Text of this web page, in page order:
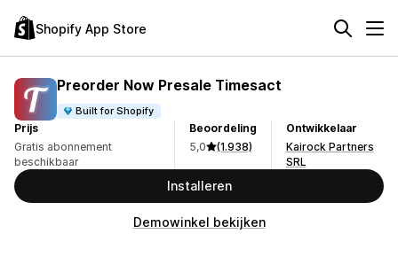
Shopify App Store
Preorder Now Presale Timesact
Built for Shopify
Prijs
Gratis abonnement
beschikbaar
Beoordeling
5,0
(1.938)
Ontwikkelaar
Kairock Partners
SRL
Installeren
Demowinkel bekijken